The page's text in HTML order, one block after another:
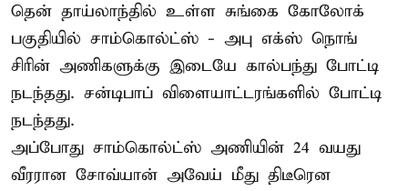
தென் தாய்லாந்தில் உள்ள சுங்கை கோலோக்
பகுதியில் சாம்கொல்ட்ஸ் - அபு எக்ஸ் நொங்
சிரின் அணிகளுக்கு இடையே கால்பந்து போட்டி
நடந்தது. சன்டிபாப் விளையாட்டரங்களில் போட்டி
நடந்தது.
அப்போது சாம்கொல்ட்ஸ் அணியின் 24 வயது
வீரரான சோவ்யான் அவேய் மீது திடீரென